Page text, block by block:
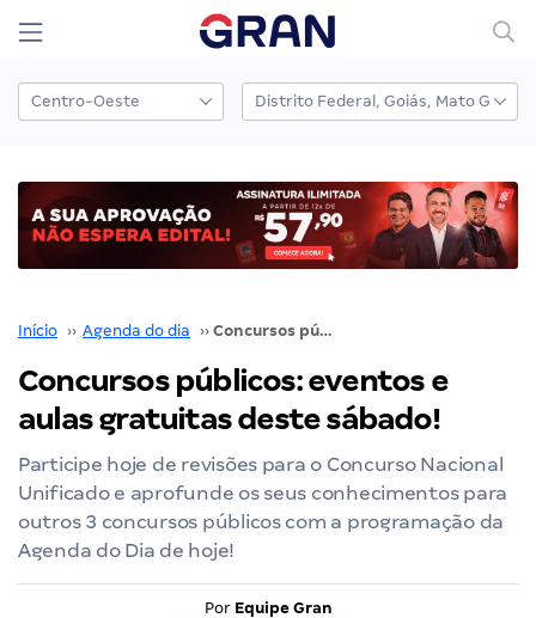
Início ›› Agenda do dia ›› Concursos públicos: eventos e aulas gratuitas deste sábado!
Concursos públicos: eventos e
aulas gratuitas deste sábado!
Participe hoje de revisões para o Concurso Nacional
Unificado e aprofunde os seus conhecimentos para
outros 3 concursos públicos com a programação da
Agenda do Dia de hoje!
Por Equipe Gran